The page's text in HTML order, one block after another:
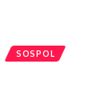
SOSPOL